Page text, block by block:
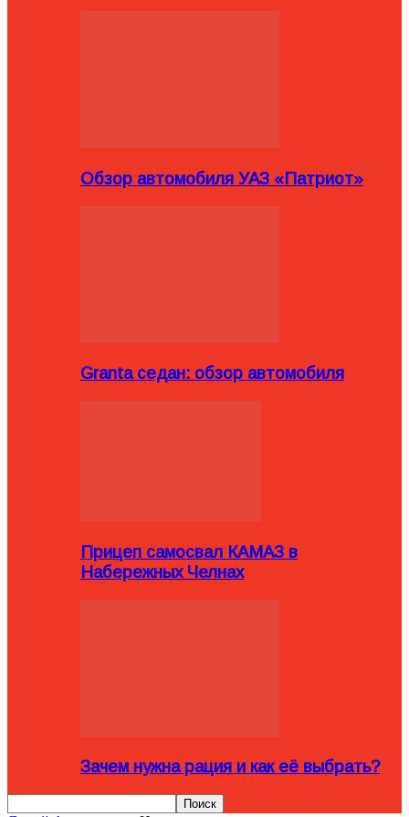
Обзор автомобиля УАЗ «Патриот»
Granta седан: обзор автомобиля
Прицеп самосвал КАМАЗ в
Набережных Челнах
Зачем нужна рация и как её выбрать?